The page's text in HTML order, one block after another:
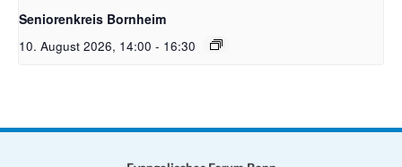
Seniorenkreis Bornheim
10. August 2026, 14:00 - 16:30